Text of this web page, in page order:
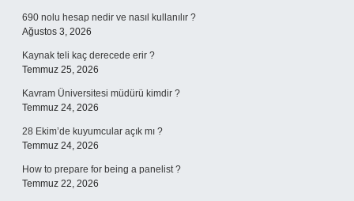
690 nolu hesap nedir ve nasıl kullanılır ?
Ağustos 3, 2026
Kaynak teli kaç derecede erir ?
Temmuz 25, 2026
Kavram Üniversitesi müdürü kimdir ?
Temmuz 24, 2026
28 Ekim’de kuyumcular açık mı ?
Temmuz 24, 2026
How to prepare for being a panelist ?
Temmuz 22, 2026